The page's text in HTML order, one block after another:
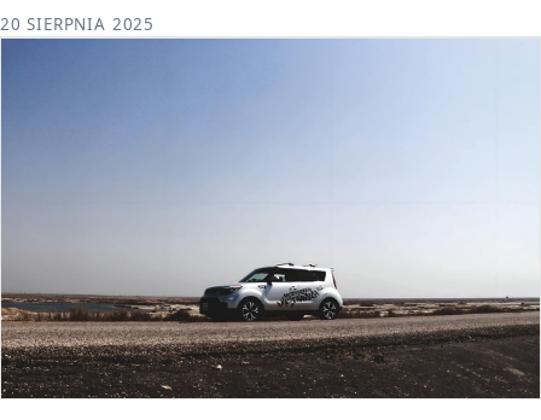
20 SIERPNIA 2025